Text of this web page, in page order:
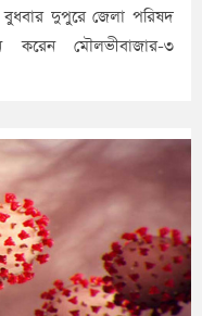
দুপুরে জেলা পরিষদ
করেন মৌলভীবাজার-৩